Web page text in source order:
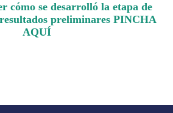
cómo se desarrolló la etapa de
preliminares PINCHA
AQUÍ